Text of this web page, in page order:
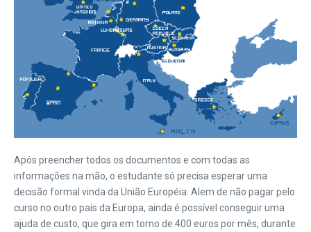
Após preencher todos os documentos e com todas as
informações na mão, o estudante só precisa esperar uma
decisão formal vinda da União Européia. Alem de não pagar pelo
curso no outro país da Europa, ainda é possível conseguir uma
ajuda de custo, que gira em torno de 400 euros por mês, durante